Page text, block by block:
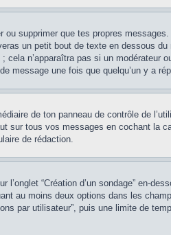
supprimer que tes propres
un petit bout de texte en dessous
cela n’apparaîtra pas si un
message une fois que quelqu’un y a
de ton panneau de contrôle de
sur tous vos messages en cochant
de rédaction.
“Création d’un sondage” en-
au moins deux options dans les
par utilisateur”, puis une limite de